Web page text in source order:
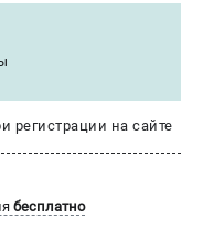
регистрации на сайте
бесплатно